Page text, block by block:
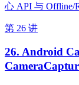
心 API 与 Offline/
第 26 讲
26. Android